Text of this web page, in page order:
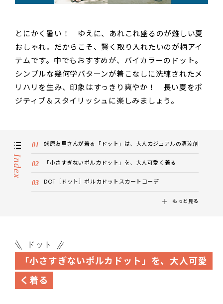
とにかく暑い！ ゆえに、あれこれ盛るのが難しい夏
おしゃれ。だからこそ、賢く取り入れたいのが柄アイ
テムです。中でもおすすめが、バイカラーのドット。
シンプルな幾何学パターンが着こなしに洗練されたメ
リハリを生み、印象はすっきり爽やか！ 長い夏をポ
ジティブ＆スタイリッシュに楽しみましょう。
Index
蛯原友里さんが着る「ドット」は、大人カジュアルの清涼剤
「小さすぎないポルカドット」を、大人可愛く着る
DOT［ドット］ポルカドットスカートコーデ
もっと見る
ドット
「小さすぎないポルカドット」を、大人可愛
く着る